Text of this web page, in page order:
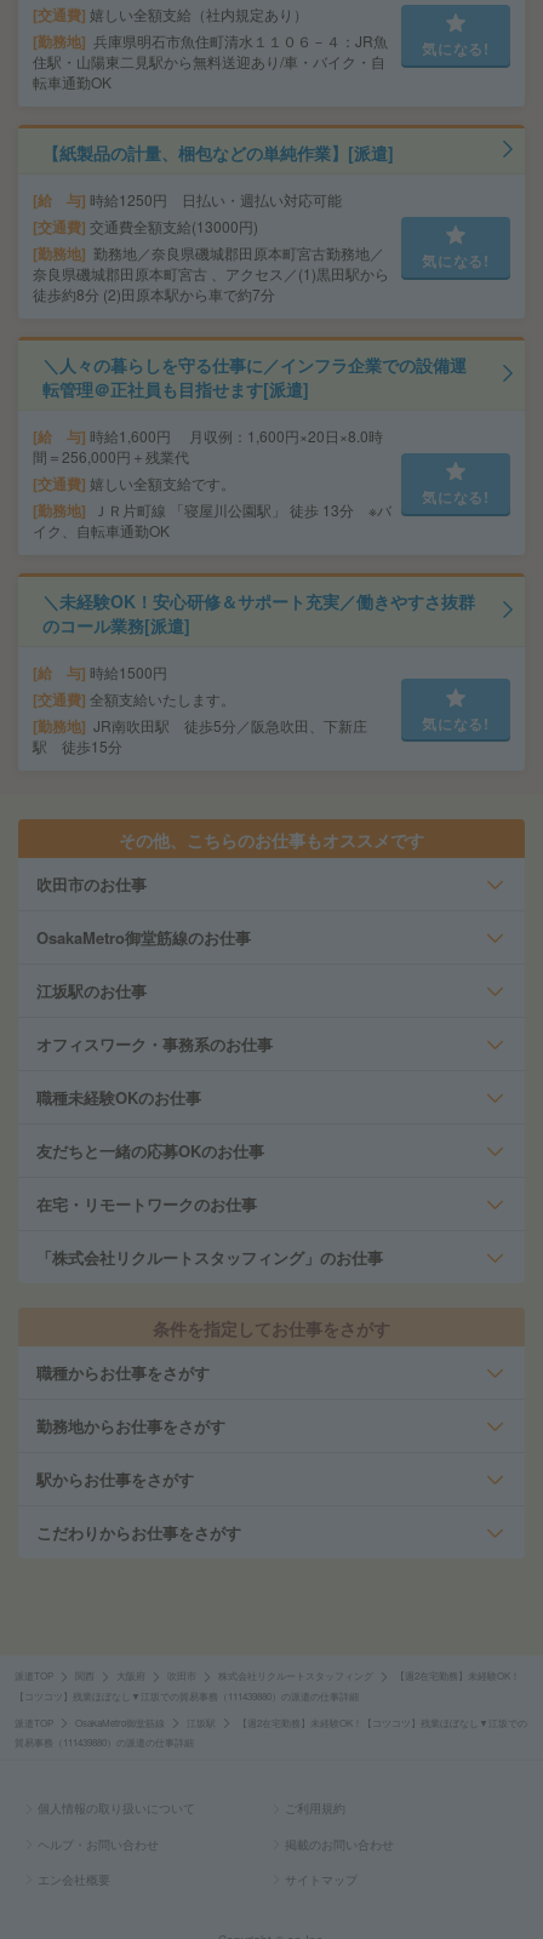
交通費 嬉しい全額支給（社内規定あり）
勤務地 兵庫県明石市魚住町清水１１０６－４：JR魚
住駅・山陽東二見駅から無料送迎あり/車・バイク・自
転車通勤OK
気になる!
【紙製品の計量、梱包などの単純作業】[派遣]
給 与 時給1250円 日払い・週払い対応可能
交通費 交通費全額支給(13000円)
勤務地 勤務地／奈良県磯城郡田原本町宮古勤務地／
奈良県磯城郡田原本町宮古 、アクセス／(1)黒田駅から
徒歩約8分 (2)田原本駅から車で約7分
気になる!
＼人々の暮らしを守る仕事に／インフラ企業での設備運
転管理＠正社員も目指せます[派遣]
給 与 時給1,600円 月収例：1,600円×20日×8.0時
間＝256,000円＋残業代
交通費 嬉しい全額支給です。
勤務地
ＪＲ片町線 「寝屋川公園駅」 徒歩 13分 ※バ
イク、自転車通勤OK
気になる!
＼未経験OK！安心研修＆サポート充実／働きやすさ抜群
のコール業務[派遣]
給 与 時給1500円
交通費 全額支給いたします。
勤務地 JR南吹田駅 徒歩5分／阪急吹田、下新庄
駅 徒歩15分
気になる!
その他、こちらのお仕事もオススメです
吹田市のお仕事
OsakaMetro御堂筋線のお仕事
江坂駅のお仕事
オフィスワーク・事務系のお仕事
職種未経験OKのお仕事
友だちと一緒の応募OKのお仕事
在宅・リモートワークのお仕事
「株式会社リクルートスタッフィング」のお仕事
条件を指定してお仕事をさがす
職種からお仕事をさがす
勤務地からお仕事をさがす
駅からお仕事をさがす
こだわりからお仕事をさがす
派遣TOP 大阪府 株式会社リクルートスタッフィング
【週2在宅勤務】未経験OK！
【コツコツ】残業ほぼなし▼江坂での貿易事務（111439880）の派遣の仕事詳細
派遣TOP OsakaMetro御堂筋線 江坂駅
【週2在宅勤務】未経験OK！【コツコツ】残業ほぼなし▼江坂での
貿易事務（111439880）の派遣の仕事詳細
個人情報の取り扱いについて ご利用規約
ヘルプ・お問い合わせ 掲載のお問い合わせ
エン会社概要 サイトマップ